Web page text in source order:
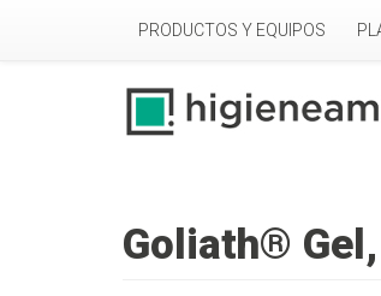
PRODUCTOS Y EQUIPOS
Goliath®